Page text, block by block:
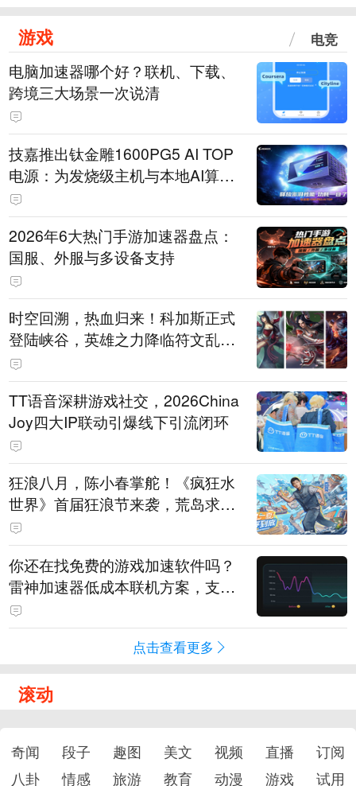
游戏 电竞
电脑加速器哪个好？联机、下载、
跨境三大场景一次说清
技嘉推出钛金雕1600PG5 AI TOP
电源：为发烧级主机与本地AI算力
打造旗舰供电方案
2026年6大热门手游加速器盘点：
国服、外服与多设备支持
时空回溯，热血归来！科加斯正式
登陆峡谷，英雄之力降临符文乱
斗！
TT语音深耕游戏社交，2026China
Joy四大IP联动引爆线下引流闭环
狂浪八月，陈小春掌舵！《疯狂水
世界》首届狂浪节来袭，荒岛求生
直播即将开启
你还在找免费的游戏加速软件吗？
雷神加速器低成本联机方案，支持
免费试用
点击查看更多
滚动
奇闻 段子 趣图 美文 视频 直播
订阅
八卦
情感 旅游 教育 动漫 游戏 试用